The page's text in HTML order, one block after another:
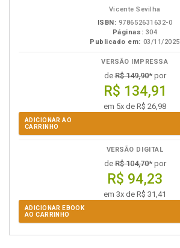
Vicente Sevilha
ISBN: 978652631632-0
Páginas: 304
Publicado em: 03/11/2025
VERSÃO IMPRESSA
deR$ 149,90* por
R$ 134,91
em 5x de R$ 26,98
ADICIONAR AO
CARRINHO
VERSÃO DIGITAL
deR$ 104,70* por
R$ 94,23
em 3x de R$ 31,41
ADICIONAR EBOOK
AO CARRINHO